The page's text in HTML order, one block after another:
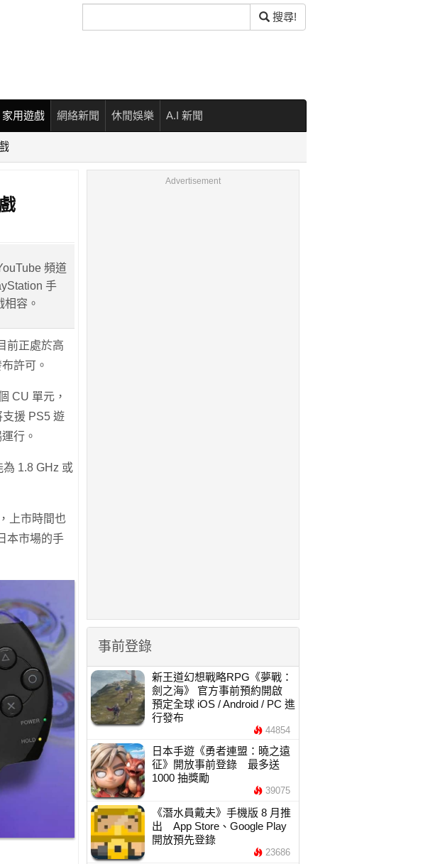
尋
搜尋!
家用遊戲 網絡新聞 休閒娛樂 A.I 新聞
頻道
手
容。
前正處於高
許可。
CU 單元，
援 PS5 遊
行。
1.8 GHz 或
上市時間也
本市場的手
Advertisement
事前登錄
新王道幻想戰略RPG《夢戰：
劍之海》 官方事前預約開啟
預定全球 iOS / Android / PC 進
行發布
44854
日本手遊《勇者連盟：曉之遠
征》開放事前登錄 最多送
1000 抽獎勵
39075
《潛水員戴夫》手機版 8 月推
出 App Store、Google Play
開放預先登錄
23686